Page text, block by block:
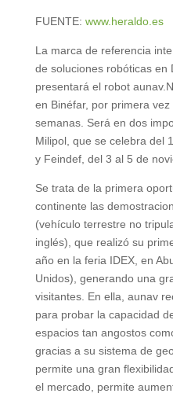
FUENTE: www.heraldo.es
La marca de referencia
de soluciones robóticas en
presentará el robot
en Binéfar, por primera
semanas. Será en dos
Milipol, que se celebra del
y Feindef, del 3 al 5 de
Se trata de la primera
continente las
(vehículo terrestre no
inglés), que realizó su
año en la feria IDEX, en
Unidos), generando una
visitantes. En ella, aunav
para probar la capacidad
espacios tan angostos
gracias a su sistema de
permite una gran
el mercado, permite